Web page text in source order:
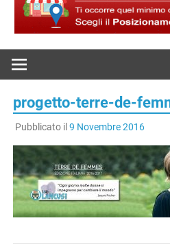
progetto-terre-de-
Pubblicato il 9 Novembre 2016